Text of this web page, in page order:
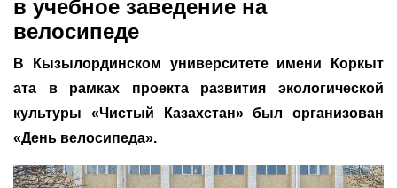
в учебное заведение на
велосипеде
В Кызылординском университете имени Коркыт
ата в рамках проекта развития экологической
культуры «Чистый Казахстан» был организован
«День велосипеда».